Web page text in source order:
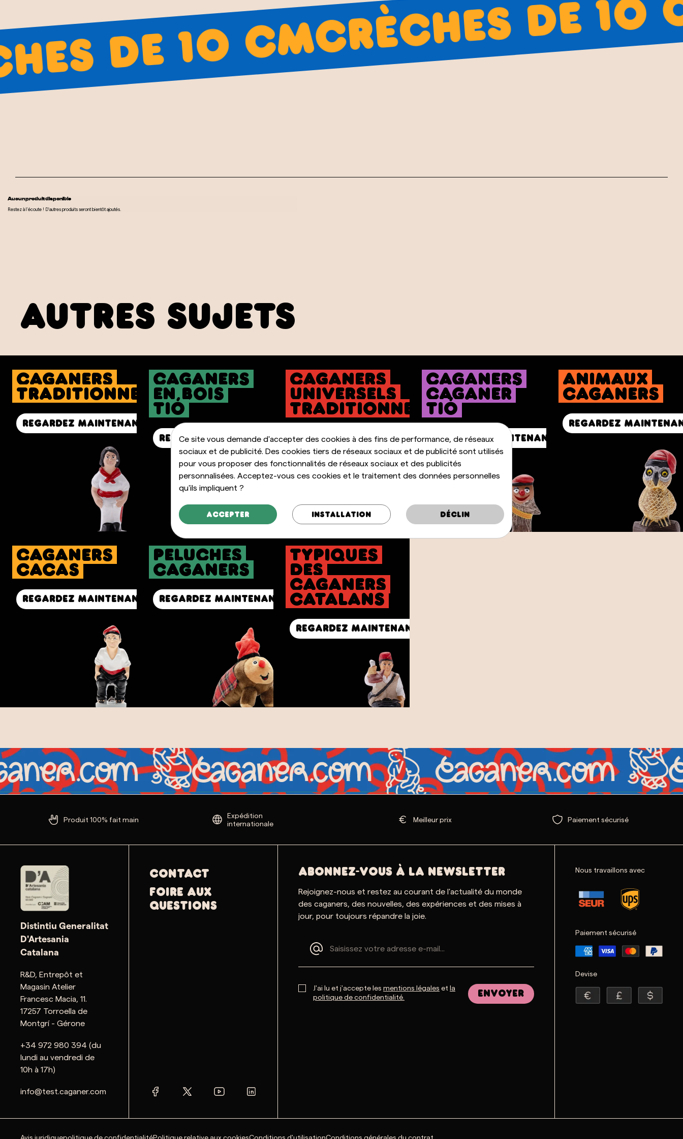
de 10 cm
Crèches de 10
Aucun produit disponible
Restez à l'écoute ! D'autres produits seront bientôt ajoutés.
autres sujets
caganers
traditionnels
Regardez maintenant
caganers
en bois
Tió
Regardez maintenant
Caganers
universels
traditionnels
Regardez maintenant
caganers
Caganer
Tió
Regardez maintenant
Animaux
Caganers
Regardez
caganers
Cacas
Regardez maintenant
peluches
caganers
Regardez maintenant
typiques
des
caganers
catalans
Regardez maintenant
Produit 100% fait main
Expédition
internationale
Meilleur prix Paiement sécurisé
Distintiu Generalitat
D'Artesania
Catalana
R&D, Entrepôt et
Magasin Atelier
Francesc Macia, 11.
17257 Torroella de
Montgrí - Gérone
+34 972 980 394 (du
lundi au vendredi de
10h à 17h)
info@test.caganer.com
Contact
Foire aux
questions
ABONNEZ-VOUS À LA NEWSLETTER
Rejoignez-nous et restez au courant de l'actualité du monde
des caganers, des nouvelles, des expériences et des mises à
jour, pour toujours répandre la joie.
J'ai lu et j'accepte les mentions légales et la
politique de confidentialité.
Envoyer
Nous travaillons avec
Paiement sécurisé
Devise
Ce site vous demande d'accepter des cookies à des fins de performance, de réseaux
sociaux et de publicité. Des cookies tiers de réseaux sociaux et de publicité sont utilisés
pour vous proposer des fonctionnalités de réseaux sociaux et des publicités
personnalisées. Acceptez-vous ces cookies et le traitement des données personnelles
qu'ils impliquent ?
Accepter Installation Déclin